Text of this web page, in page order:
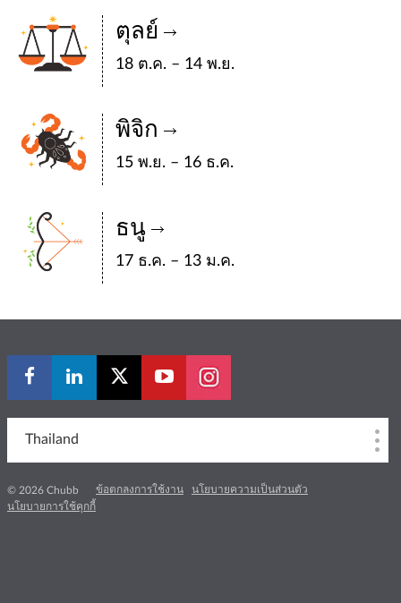
ตุลย์
18 ต.ค. – 14 พ.ย.
พิจิก
15 พ.ย. – 16 ธ.ค.
ธนู
17 ธ.ค. – 13 ม.ค.
Thailand
© 2026 Chubb ข้อตกลงการใช้งาน
นโยบายความเป็นส่วนตัว
นโยบายการใช้คุกกี้